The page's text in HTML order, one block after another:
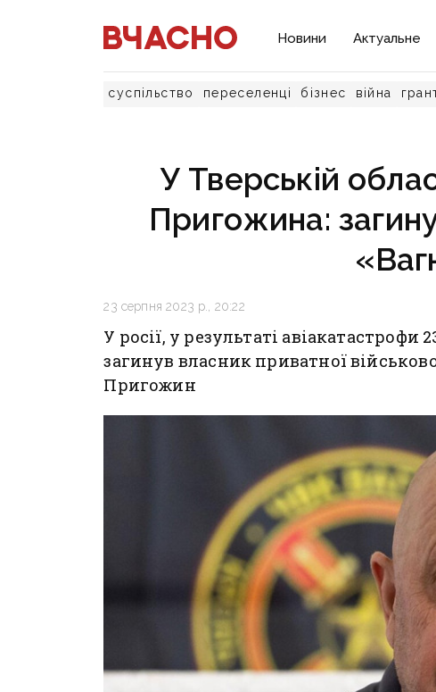
Новини Актуальне
суспільство переселенці бізнес війна
У Тверській
Пригожина:
23 серпня 2023 р., 20:22
У росії, у результаті авіакатастрофи
загинув власник приватної
Пригожин